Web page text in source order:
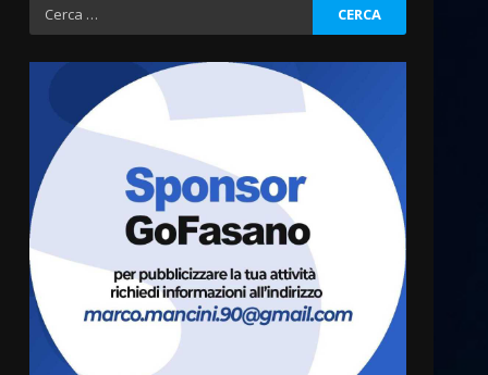
Ricerca
per:
“I Contestatori: Musica di
appuntamento con “Fasano in
Banda”
7 Agosto 2026 06:05
4
US Fasano, Scianaro:
“Profonda amarezza per
esclusione dal campionato di
calcio”
7 Agosto 2026 06:00